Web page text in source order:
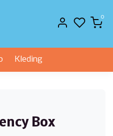
0
Kleding
Box